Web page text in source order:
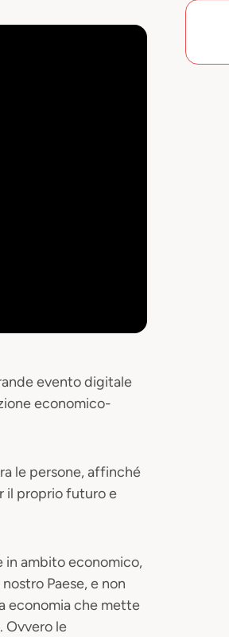
evento digitale
economico-
le persone, affinché
il proprio futuro e
in ambito economico,
Paese, e non
economia che mette
Ovvero le